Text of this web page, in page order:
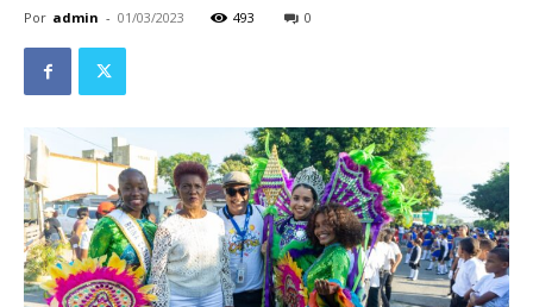
Por admin - 01/03/2023 493 0